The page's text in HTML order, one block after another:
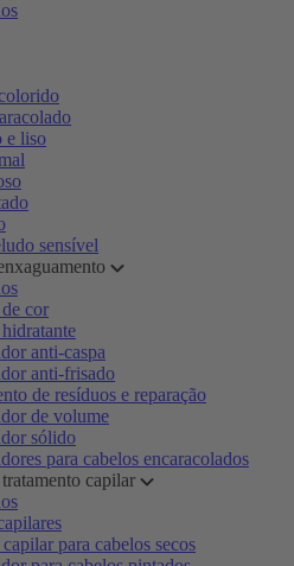
e liso
sensível
cor
anti-caspa
anti-frisado
de resíduos e reparação
de volume
sólido
para cabelos encaracolados
capilar
para cabelos secos